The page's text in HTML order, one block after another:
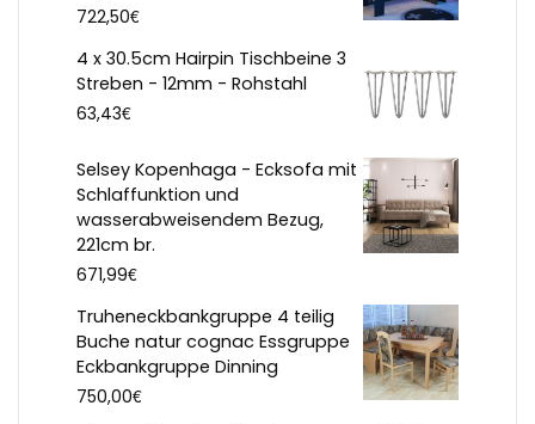
722,50€
4 x 30.5cm Hairpin Tischbeine 3
Streben - 12mm - Rohstahl
63,43€
Selsey Kopenhaga - Ecksofa mit
Schlaffunktion und
wasserabweisendem Bezug,
221cm br.
671,99€
Truheneckbankgruppe 4 teilig
Buche natur cognac Essgruppe
Eckbankgruppe Dinning
750,00€